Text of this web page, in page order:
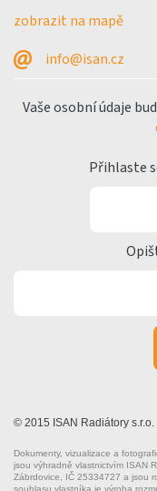
zobrazit na mapě
info@isan.cz
Vaše osobní údaje
Přihlaste
© 2015 ISAN Radiátory s.r.o.
Dokumenty, vizualizace a
jsou výhradně vlastnictvím ISAN
Zábrdovice, IČ 25334727 a jsou
souhlasu vlastníka je výroba